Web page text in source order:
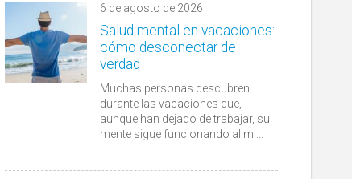
6 de agosto de 2026
Salud mental en vacaciones:
cómo desconectar de
verdad
Muchas personas descubren
durante las vacaciones que,
aunque han dejado de trabajar, su
mente sigue funcionando al mi...